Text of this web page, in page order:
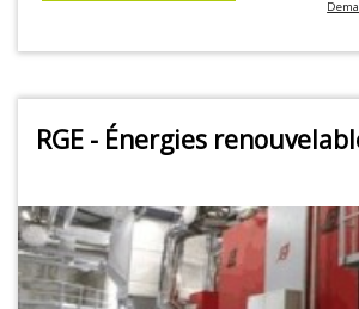
RGE - Énergies